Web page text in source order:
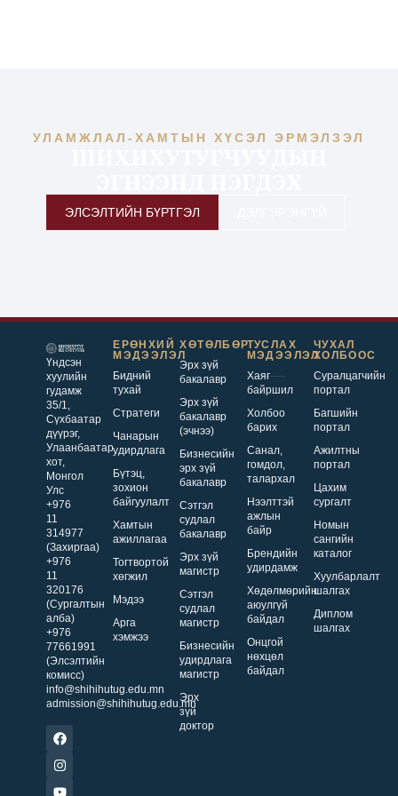
УЛАМЖЛАЛ-ХАМТЫН ХҮСЭЛ ЭРМЭЛЗЭЛ
ЭЛСЭЛТИЙН БҮРТГЭЛ
Үндсэн
хуулийн
гудамж
35/1,
Сүхбаатар
дүүрэг,
Улаанбаатар
хот,
Монгол
Улс
+976
11
314977
(Захиргаа)
+976
11
320176
(Сургалтын
алба)
+976
77661991
(Элсэлтийн
комисс)
info@shihihutug.edu.mn
admission@shihihutug.edu.mn
ЕРӨНХИЙ
МЭДЭЭЛЭЛ
Бидний
тухай
Стратеги
Чанарын
удирдлага
Бүтэц,
зохион
байгуулалт
Хамтын
ажиллагаа
Тогтвортой
хөгжил
Мэдээ
Арга
хэмжээ
ХӨТӨЛБӨР
Эрх зүй
бакалавр
Эрх зүй
бакалавр
(эчнээ)
Бизнесийн
эрх зүй
бакалавр
Сэтгэл
судлал
бакалавр
Эрх зүй
магистр
Сэтгэл
судлал
магистр
Бизнесийн
удирдлага
магистр
Эрх
зүй
доктор
ТУСЛАХ
МЭДЭЭЛЭЛ
Хаяг
байршил
Холбоо
барих
Санал,
гомдол,
талархал
Нээлттэй
ажлын
байр
Брендийн
удирдамж
Хөдөлмөрийн
аюулгүй
байдал
Онцгой
нөхцөл
байдал
ЧУХАЛ
ХОЛБООС
Суралцагчийн
портал
Багшийн
портал
Ажилтны
портал
Цахим
сургалт
Номын
сангийн
каталог
Хуулбарлалт
шалгах
Диплом
шалгах